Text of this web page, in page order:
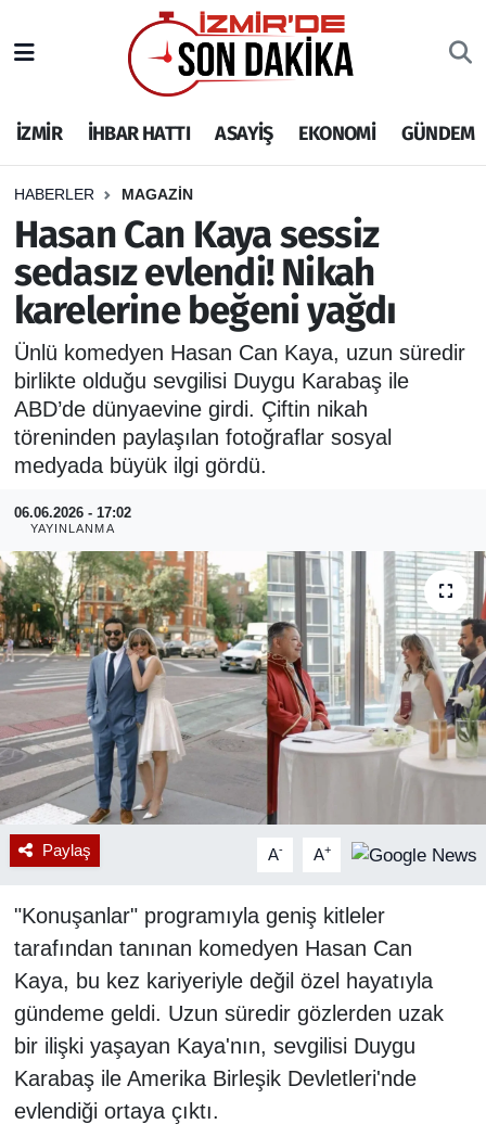
İZMİR İHBAR HATTI ASAYİŞ EKONOMİ GÜNDEM
HABERLER MAGAZİN
Hasan Can Kaya sessiz
sedasız evlendi! Nikah
karelerine beğeni yağdı
Ünlü komedyen Hasan Can Kaya, uzun süredir
birlikte olduğu sevgilisi Duygu Karabaş ile
ABD’de dünyaevine girdi. Çiftin nikah
töreninden paylaşılan fotoğraflar sosyal
medyada büyük ilgi gördü.
06.06.2026 - 17:02
YAYINLANMA
Paylaş A- A+
"Konuşanlar" programıyla geniş kitleler
tarafından tanınan komedyen Hasan Can
Kaya, bu kez kariyeriyle değil özel hayatıyla
gündeme geldi. Uzun süredir gözlerden uzak
bir ilişki yaşayan Kaya'nın, sevgilisi Duygu
Karabaş ile Amerika Birleşik Devletleri'nde
evlendiği ortaya çıktı.
İHBAR HATTI
DEPREM
GENEL
EKONOMİ
SİYASET
SPOR
ASAYİŞ
RESMİ REKLAM
İzmir Nöbetçi Eczaneler
İzmir Hava Durumu
İzmir Namaz Vakitleri
İzmir Trafik Yoğunluk Haritası
Puan Durumu ve Fikstür
Tüm Manşetler
Son Dakika Haberleri
Haber Arşivi